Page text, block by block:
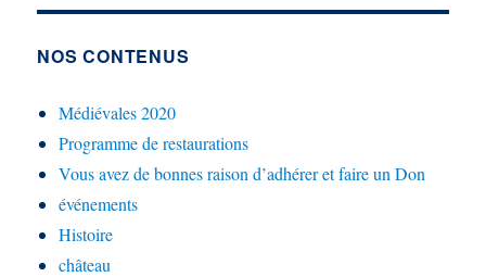
publications
E
NOS CONTENUS
Médiévales 2020
Programme de restaurations
Vous avez de bonnes raison d’adhérer et faire un Don
événements
Histoire
château